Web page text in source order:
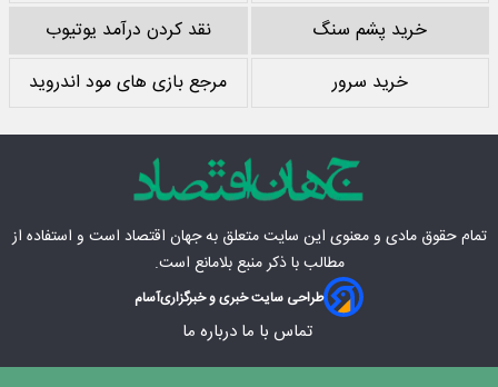
خرید پشم سنگ
نقد کردن درآمد یوتیوب
خرید سرور
مرجع بازی های مود اندروید
تمام حقوق مادی‌ و معنوی این سایت متعلق بهجهان اقتصاد است و استفاده از
مطالب با ذکر منبع بلامانع است.
طراحی سایت خبری و خبرگزاریآسام
تماس با ما درباره ما